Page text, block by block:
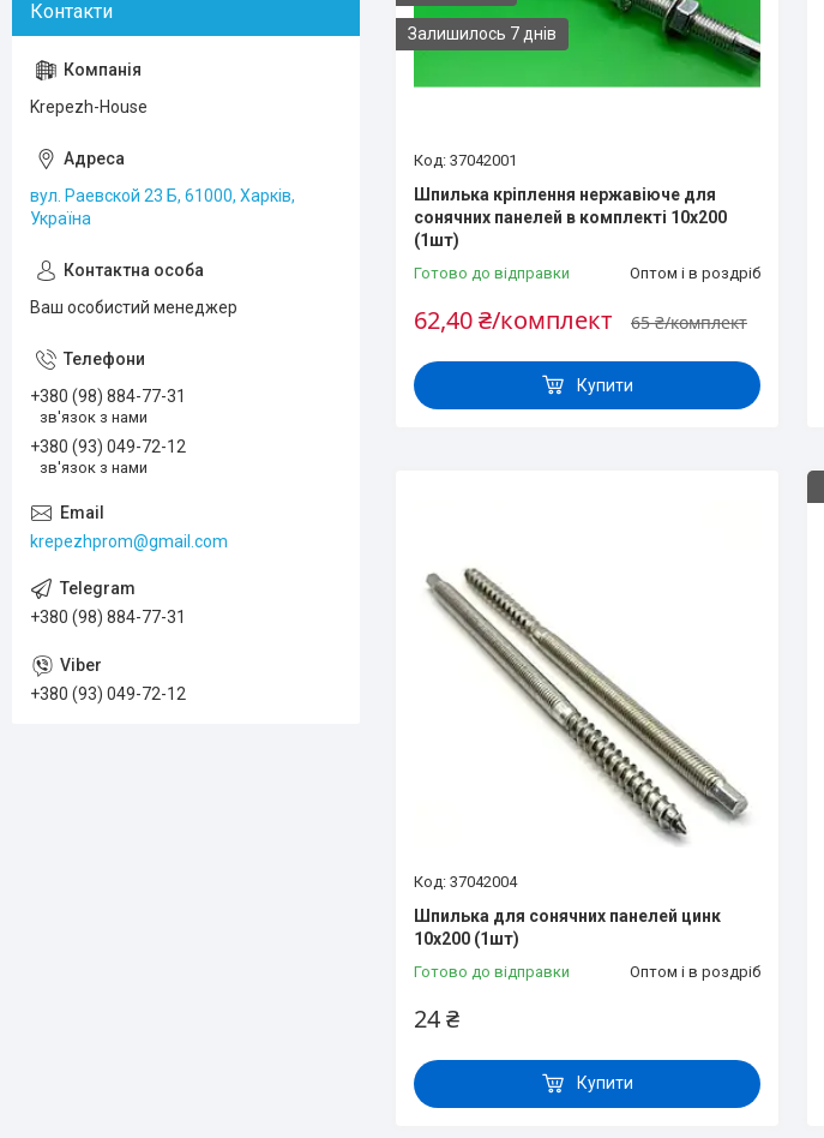
Залишилось 7 днів
37042001
Шпилька кріплення нержавіюче для
сонячних панелей в комплекті 10х200
(1шт)
Готово до відправки Оптом і в роздріб
65 ₴/комплект
62,40 ₴/комплект
Купити
37042004
Шпилька для сонячних панелей цинк
10х200 (1шт)
Готово до відправки Оптом і в роздріб
24 ₴
Купити
Krepezh-House
вул. Раевской 23 Б, 61000, Харків,
Україна
Ваш особистий менеджер
+380 (98) 884-77-31
зв'язок з нами
+380 (93) 049-72-12
зв'язок з нами
krepezhprom@gmail.com
+380 (98) 884-77-31
+380 (93) 049-72-12